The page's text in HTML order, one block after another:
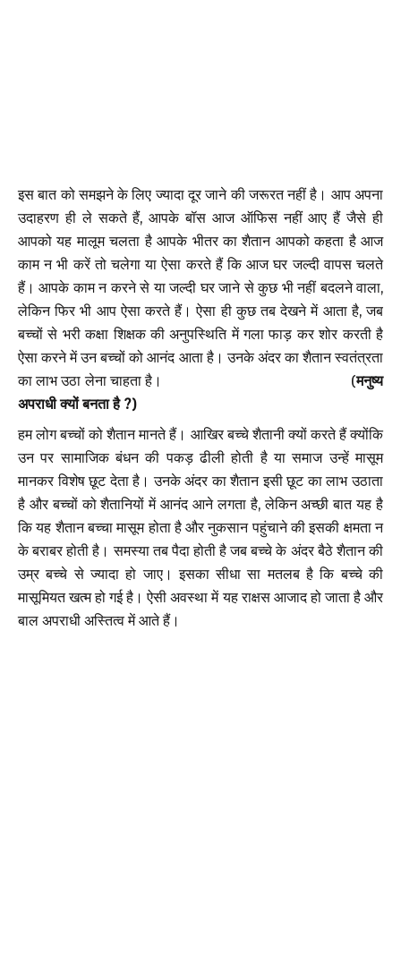
इस बात को समझने के लिए ज्यादा दूर जाने की जरूरत नहीं है। आप अपना
उदाहरण ही ले सकते हैं, आपके बॉस आज ऑफिस नहीं आए हैं जैसे ही
आपको यह मालूम चलता है आपके भीतर का शैतान आपको कहता है आज
काम न भी करें तो चलेगा या ऐसा करते हैं कि आज घर जल्दी वापस चलते
हैं। आपके काम न करने से या जल्दी घर जाने से कुछ भी नहीं बदलने वाला,
लेकिन फिर भी आप ऐसा करते हैं। ऐसा ही कुछ तब देखने में आता है, जब
बच्चों से भरी कक्षा शिक्षक की अनुपस्थिति में गला फाड़ कर शोर करती है
ऐसा करने में उन बच्चों को आनंद आता है। उनके अंदर का शैतान स्वतंत्रता
का लाभ उठा लेना चाहता है। (मनुष्य
अपराधी क्यों बनता है ?)
हम लोग बच्चों को शैतान मानते हैं। आखिर बच्चे शैतानी क्यों करते हैं क्योंकि
उन पर सामाजिक बंधन की पकड़ ढीली होती है या समाज उन्हें मासूम
मानकर विशेष छूट देता है। उनके अंदर का शैतान इसी छूट का लाभ उठाता
है और बच्चों को शैतानियों में आनंद आने लगता है, लेकिन अच्छी बात यह है
कि यह शैतान बच्चा मासूम होता है और नुकसान पहुंचाने की इसकी क्षमता न
के बराबर होती है। समस्या तब पैदा होती है जब बच्चे के अंदर बैठे शैतान की
उम्र बच्चे से ज्यादा हो जाए। इसका सीधा सा मतलब है कि बच्चे की
मासूमियत खत्म हो गई है। ऐसी अवस्था में यह राक्षस आजाद हो जाता है और
बाल अपराधी अस्तित्व में आते हैं।